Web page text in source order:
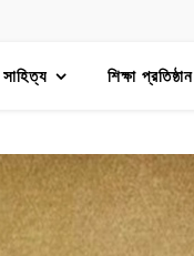
সাহিত্য শিক্ষা প্রতিষ্ঠান